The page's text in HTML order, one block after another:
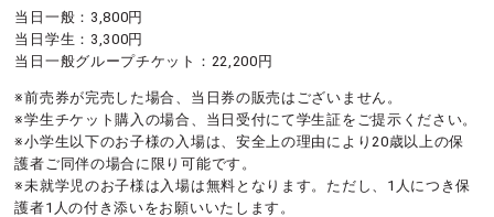
当日一般：3,800円
当日学生：3,300円
当日一般グループチケット：22,200円
※前売券が完売した場合、当日券の販売はございません。
※学生チケット購入の場合、当日受付にて学生証をご提示ください。
※小学生以下のお子様の入場は、安全上の理由により20歳以上の保
護者ご同伴の場合に限り可能です。
※未就学児のお子様は入場は無料となります。ただし、1人につき保
護者1人の付き添いをお願いいたします。